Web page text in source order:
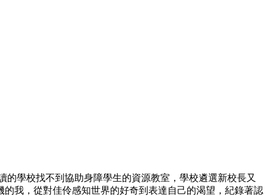
學校找不到協助身障學生的資源教室，學校遴選新校長又
我，從對佳伶感知世界的好奇到表達自己的渴望，紀錄著認